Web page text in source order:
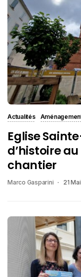
Actualités
Eglise
d’histoire
chantier
Marco Gasparini 21